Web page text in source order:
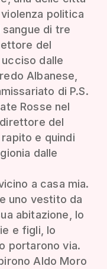
politica
sangue di tre
del
dalle
Albanese,
di P.S.
Rosse nel
del
e quindi
dalle
a casa mia.
uno vestito da
abitazione, lo
e figli, lo
portarono via.
Aldo Moro